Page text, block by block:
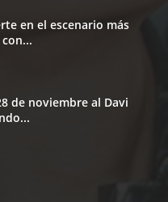
en el escenario más
de noviembre al Davi